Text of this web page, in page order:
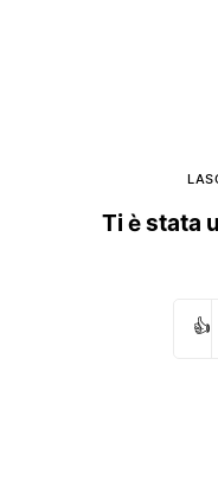
Ti è stata
👍